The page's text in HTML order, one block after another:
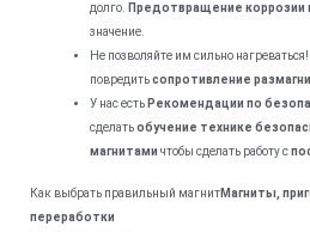
долго.
Предотвращение коррозии
значение.
Не позволяйте им сильно
повредитьсопротивление
У нас есть Рекомендации по
сделатьобучение технике
магнитами чтобы сделать работу с
Как выбрать правильный магнитМагниты,
переработки